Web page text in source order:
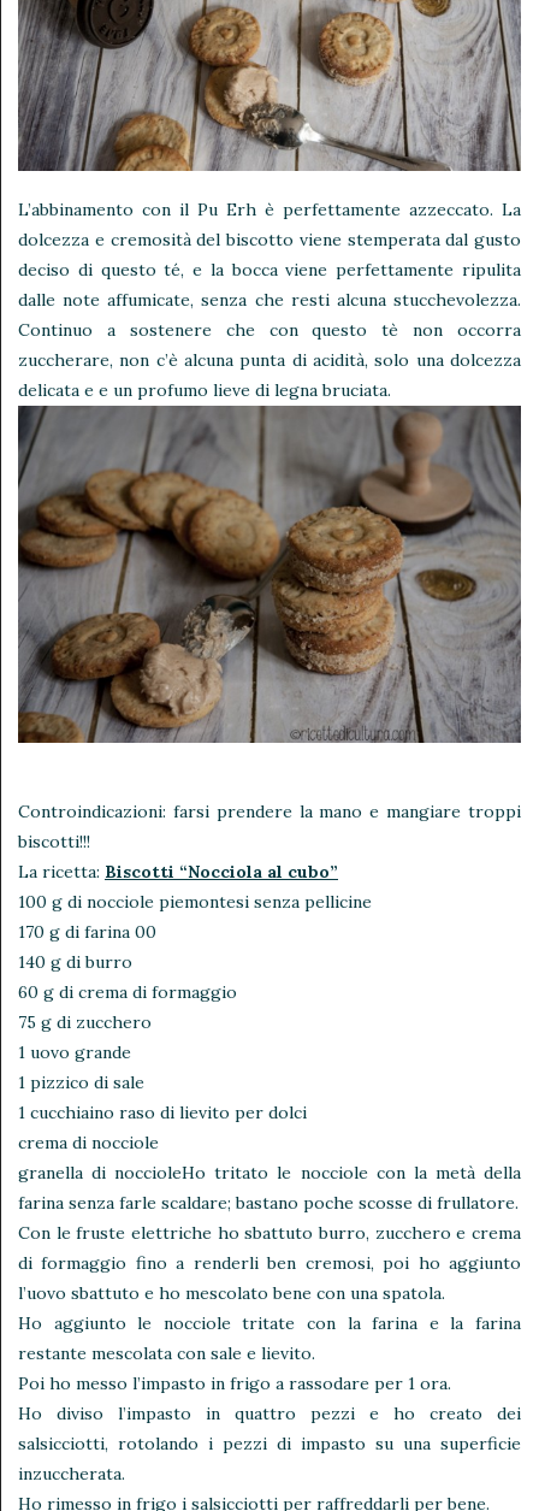
L’abbinamento con il Pu Erh è perfettamente azzeccato. La
dolcezza e cremosità del biscotto viene stemperata dal gusto
deciso di questo té, e la bocca viene perfettamente ripulita
dalle note affumicate, senza che resti alcuna stucchevolezza.
Continuo a sostenere che con questo tè non occorra
zuccherare, non c’è alcuna punta di acidità, solo una dolcezza
delicata e e un profumo lieve di legna bruciata.
Controindicazioni: farsi prendere la mano e mangiare troppi
biscotti!!!
La ricetta: Biscotti “Nocciola al cubo”
100 g di nocciole piemontesi senza pellicine
170 g di farina 00
140 g di burro
60 g di crema di formaggio
75 g di zucchero
1 uovo grande
1 pizzico di sale
1 cucchiaino raso di lievito per dolci
crema di nocciole
granella di noccioleHo tritato le nocciole con la metà della
farina senza farle scaldare; bastano poche scosse di frullatore.
Con le fruste elettriche ho sbattuto burro, zucchero e crema
di formaggio fino a renderli ben cremosi, poi ho aggiunto
l’uovo sbattuto e ho mescolato bene con una spatola.
Ho aggiunto le nocciole tritate con la farina e la farina
restante mescolata con sale e lievito.
Poi ho messo l’impasto in frigo a rassodare per 1 ora.
Ho diviso l’impasto in quattro pezzi e ho creato dei
salsicciotti, rotolando i pezzi di impasto su una superficie
inzuccherata.
Ho rimesso in frigo i salsicciotti per raffreddarli per bene.